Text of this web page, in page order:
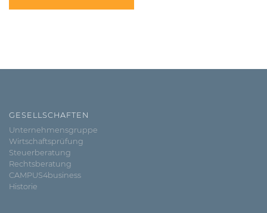
GESELLSCHAFTEN
Unternehmensgruppe
Wirtschaftsprüfung
Steuerberatung
Rechtsberatung
CAMPUS4business
Historie